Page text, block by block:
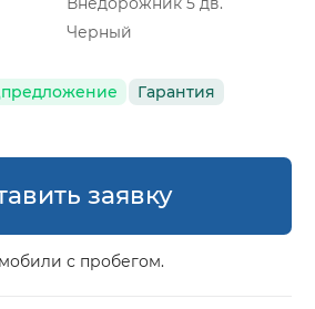
Черный
Гарантия
заявку
с пробегом.